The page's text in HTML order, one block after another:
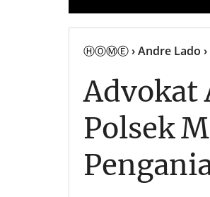
ⒽⓄⓂⒺ› Andre Lado
Advokat
Polsek